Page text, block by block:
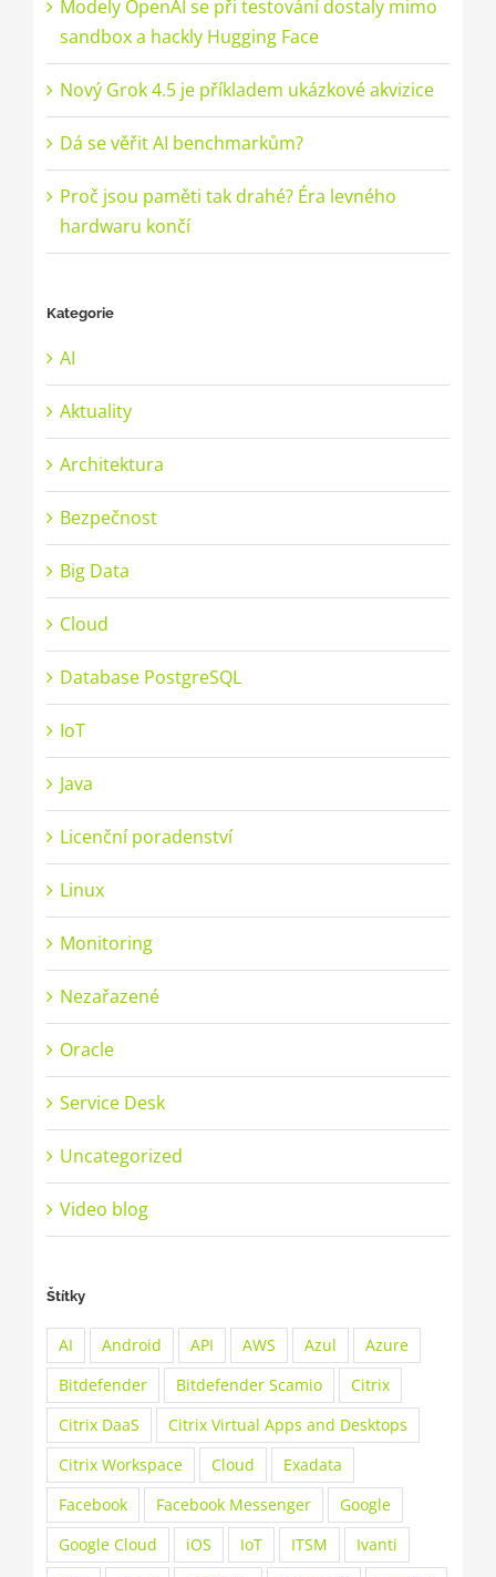
Modely OpenAI se při testování dostaly mimo
sandbox a hackly Hugging Face
Nový Grok 4.5 je příkladem ukázkové akvizice
Dá se věřit AI benchmarkům?
Proč jsou paměti tak drahé? Éra levného
hardwaru končí
Kategorie
AI
Aktuality
Architektura
Bezpečnost
Big Data
Cloud
Database PostgreSQL
IoT
Java
Licenční poradenství
Linux
Monitoring
Nezařazené
Oracle
Service Desk
Uncategorized
Video blog
Štítky
AI Android API AWS Azul
Azure
Bitdefender
Bitdefender Scamio
Citrix
Citrix DaaS
Citrix Virtual Apps and Desktops
Citrix Workspace
Cloud
Exadata
Facebook
Facebook Messenger
Google
Google Cloud
iOS IoT ITSM
Ivanti